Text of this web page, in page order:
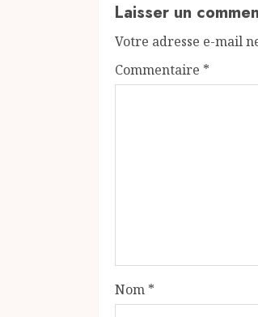
Laisser un
Votre adresse e-mail
Commentaire *
Nom *